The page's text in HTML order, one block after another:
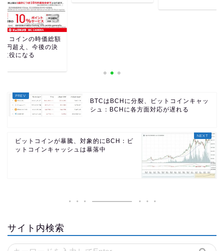
トコインの時価総額
円超え、今後の決
主役になる
BTCはBCHに分裂、ビットコインキャッ
シュ：BCHに各方面対応が遅れる
ビットコインが暴騰、対象的にBCH：ビ
ットコインキャッシュは暴落中
サイト内検索